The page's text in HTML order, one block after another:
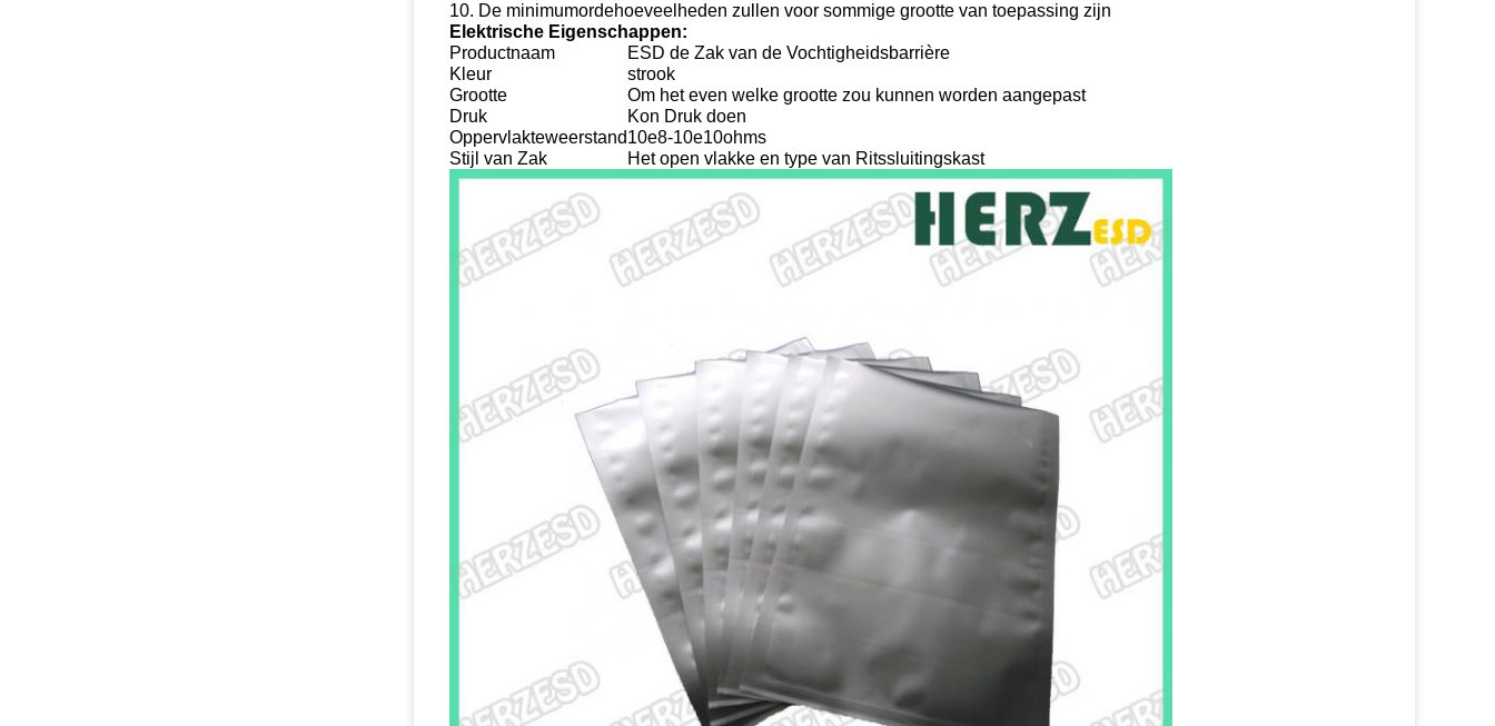
10. De minimumordehoeveelheden zullen voor sommige grootte van toepassing zijn
Elektrische Eigenschappen:
Productnaam
ESD de Zak van de Vochtigheidsbarrière
Kleur
strook
Grootte
Om het even welke grootte zou kunnen worden aangepast
Druk
Kon Druk doen
Oppervlakteweerstand10e8-10e10ohms
Stijl van Zak
Het open vlakke en type van Ritssluitingskast